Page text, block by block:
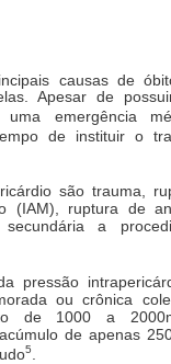
causas de
Apesar de
emergência
de instituir o
são trauma,
(IAM), ruptura de
a
pressão
ou crônica
de 1000 a
de apenas
5